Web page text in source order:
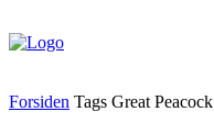
Forsiden Tags Great Peacock